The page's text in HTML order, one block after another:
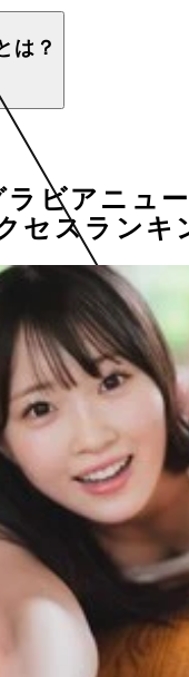
は？
ラビアニュ
セスランキ